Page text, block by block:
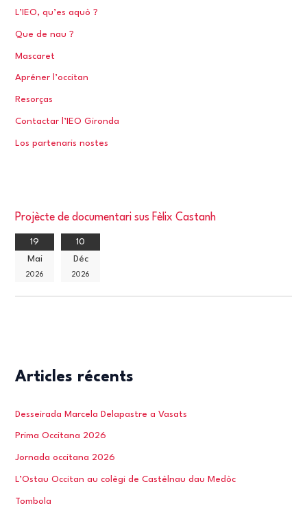
r
:
L’IEO, qu’es aquò ?
Que de nau ?
Mascaret
Apréner l’occitan
Resorças
Contactar l’IEO Gironda
Los partenaris nostes
Projècte de documentari sus Fèlix Castanh
19
Mai
2026
10
Déc
2026
Articles récents
Desseirada Marcela Delapastre a Vasats
Prima Occitana 2026
Jornada occitana 2026
L’Ostau Occitan au colègi de Castèlnau dau Medòc
Tombola